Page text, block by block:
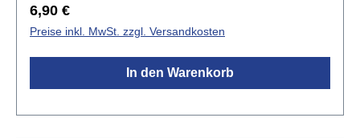
entstehenden, nicht schmierenden Oberflächenfilm
wird der Lack vor aggressivem Handschweiß und
anderen schädlichen Einflüssen geschützt. Der
Werterhalt Ihres Instruments wird nachhaltig
Holz- und Blechblasinstrumentereinigt und
Regulärer Preis:
6,90 €
Preise inkl. MwSt. zzgl. Versandkosten
In den Warenkorb